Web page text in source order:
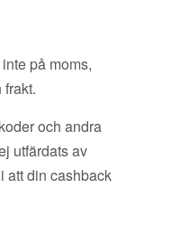
på moms,
och andra
utfärdats av
att din cashback